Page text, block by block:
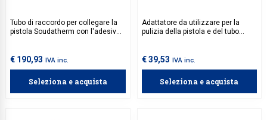
Tubo di raccordo per collegare la
pistola Soudatherm con l'adesivo
€ 190,93 IVA inc.
Seleziona e acquista
Adattatore da utilizzare per la
pulizia della pistola e del tubo
€ 39,53 IVA inc.
Seleziona e acquista